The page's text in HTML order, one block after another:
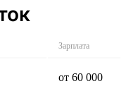
Зарплата
от 60 000